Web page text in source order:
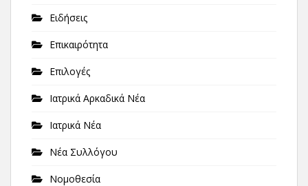
Ειδήσεις
Επικαιρότητα
Επιλογές
Ιατρικά Αρκαδικά Νέα
Ιατρικά Νέα
Νέα Συλλόγου
Νομοθεσία